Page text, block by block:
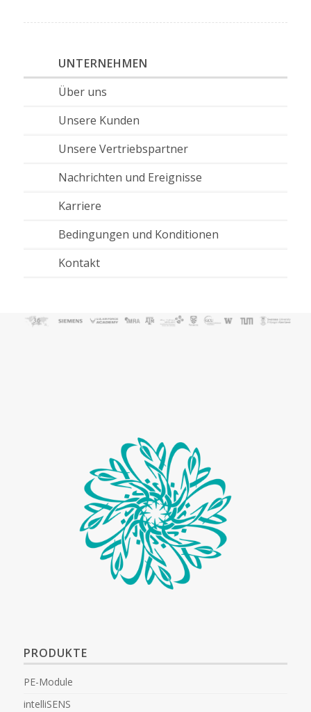
UNTERNEHMEN
Über uns
Unsere Kunden
Unsere Vertriebspartner
Nachrichten und Ereignisse
Karriere
Bedingungen und Konditionen
Kontakt
PRODUKTE
PE-Module
intelliSENS